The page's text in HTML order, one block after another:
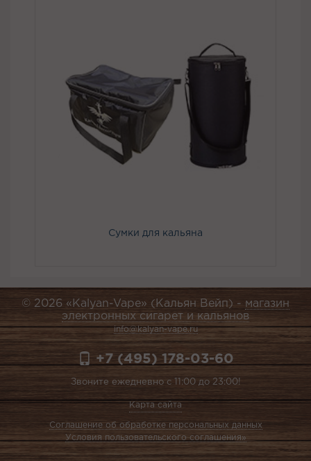
Сумки для кальяна
© 2026 «Kalyan-Vape» (Кальян Вейп) - магазин
электронных сигарет и кальянов
info@kalyan-vape.ru
+7 (495) 178-03-60
Звоните ежедневно с 11:00 до 23:00!
Карта сайта
Соглашение об обработке персональных данных
Условия пользовательского соглашения»